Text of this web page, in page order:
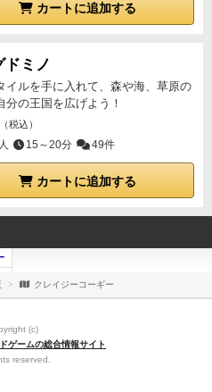
カートに追加する
ドミノ
イルを手に入れて、森や海、草原の
分の王国を広げよう！
（税込）
15～20分 49件
カートに追加する
クレイジーコーギー
(c)
ゲームの総合情報サイト
reserved.